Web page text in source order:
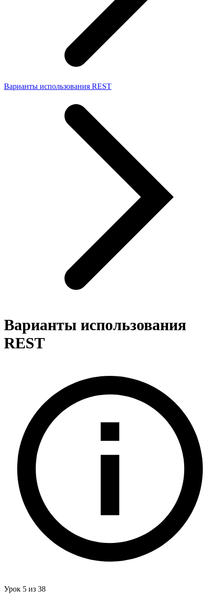
Варианты использования REST
Варианты использования
REST
Урок 5 из 38